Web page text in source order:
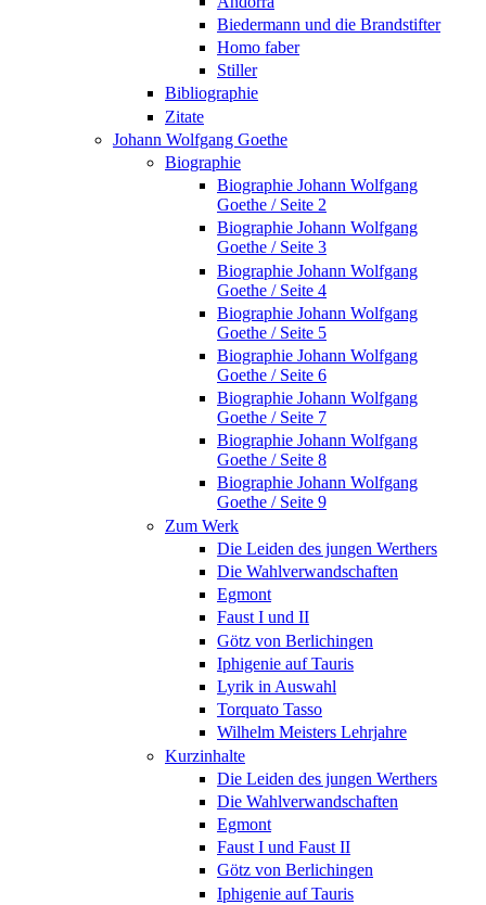
Biedermann und die Brandstifter
Homo faber
Stiller
Bibliographie
Zitate
Johann Wolfgang Goethe
Biographie
Biographie Johann Wolfgang
Goethe / Seite 2
Biographie Johann Wolfgang
Goethe / Seite 3
Biographie Johann Wolfgang
Goethe / Seite 4
Biographie Johann Wolfgang
Goethe / Seite 5
Biographie Johann Wolfgang
Goethe / Seite 6
Biographie Johann Wolfgang
Goethe / Seite 7
Biographie Johann Wolfgang
Goethe / Seite 8
Biographie Johann Wolfgang
Goethe / Seite 9
Zum Werk
Die Leiden des jungen Werthers
Die Wahlverwandschaften
Egmont
Faust I und II
Götz von Berlichingen
Iphigenie auf Tauris
Lyrik in Auswahl
Torquato Tasso
Wilhelm Meisters Lehrjahre
Kurzinhalte
Die Leiden des jungen Werthers
Die Wahlverwandschaften
Egmont
Faust I und Faust II
Götz von Berlichingen
Iphigenie auf Tauris